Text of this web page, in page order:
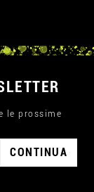
le prossime
CONTINUA